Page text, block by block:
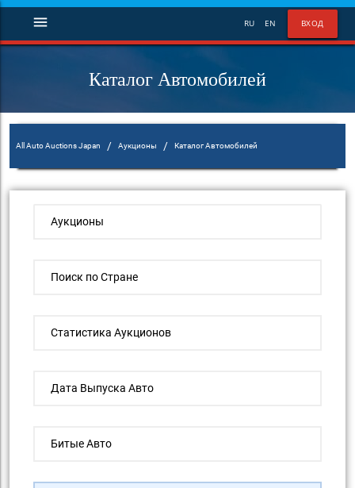
ВХОД
RU EN
menu
Каталог Автомобилей
All Auto Auctions Japan / Аукционы / Каталог Автомобилей
Аукционы
Поиск по Стране
Статистика Аукционов
Дата Выпуска Авто
Битые Авто